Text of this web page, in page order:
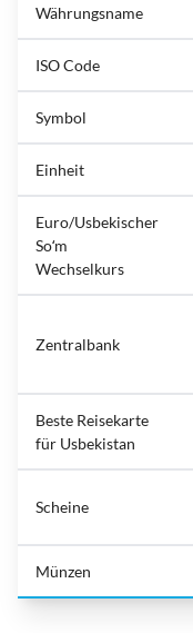
Währungsname
ISO Code
Symbol
Einheit
Euro/Usbekischer
Soʻm
Wechselkurs
Zentralbank
Beste Reisekarte
für Usbekistan
Scheine
Münzen